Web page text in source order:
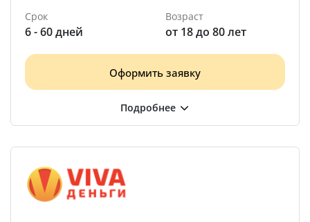
Срок
6 - 60 дней
Возраст
от 18 до 80 лет
Оформить заявку